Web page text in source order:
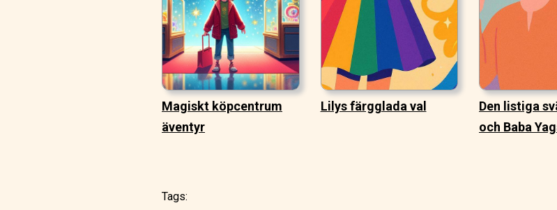
Magiskt köpcentrum
äventyr
Lilys färgglada val
Den listiga
och Baba
Tags: